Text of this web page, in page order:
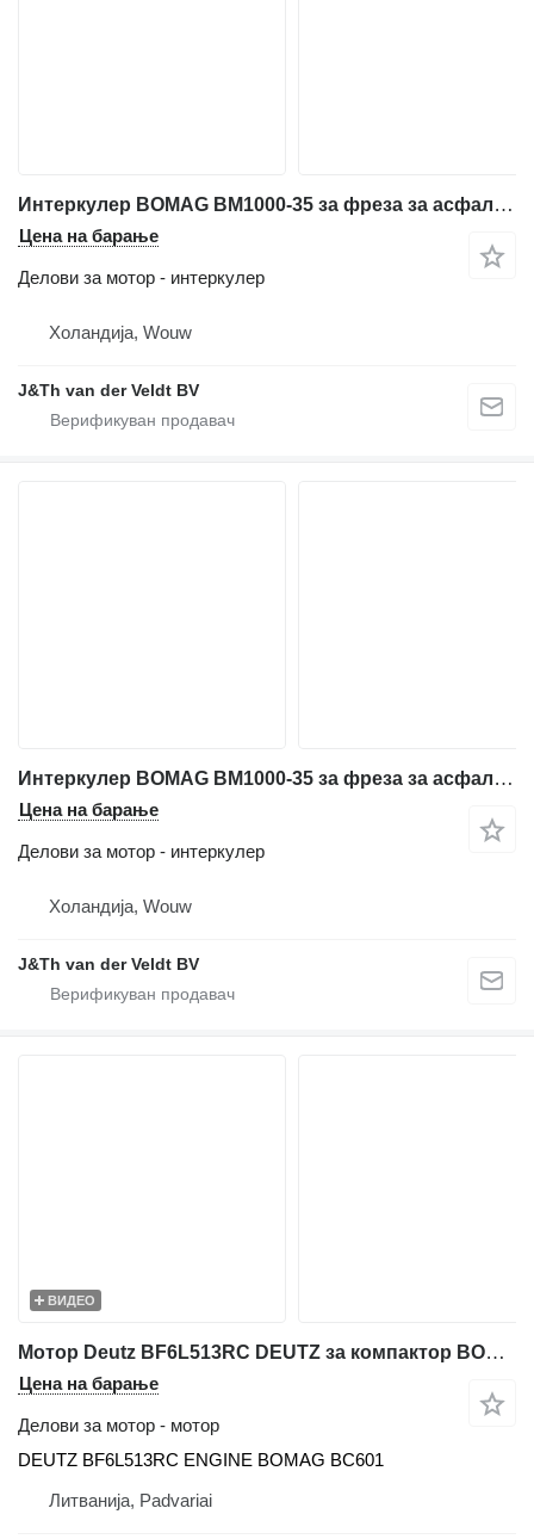
Интеркулер BOMAG BM1000-35 за фреза за асфалт BOMAG BM1000-35
Цена на барање
Делови за мотор - интеркулер
Холандија, Wouw
J&Th van der Veldt BV
Интеркулер BOMAG BM1000-35 за фреза за асфалт BOMAG BM1000-35
Цена на барање
Делови за мотор - интеркулер
Холандија, Wouw
J&Th van der Veldt BV
ВИДЕО
Мотор Deutz BF6L513RC DEUTZ за компактор BOMAG BC601
Цена на барање
Делови за мотор - мотор
DEUTZ BF6L513RC ENGINE BOMAG BC601
Литванија, Padvariai